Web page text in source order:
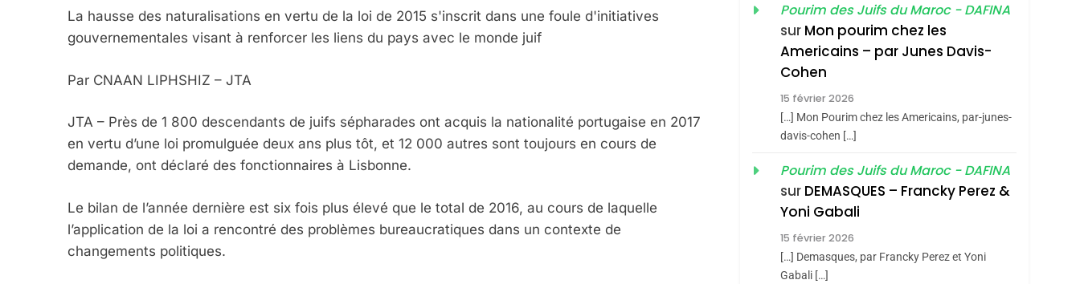
La hausse des naturalisations en vertu de la loi de 2015 s'inscrit dans une foule d'initiatives
gouvernementales visant à renforcer les liens du pays avec le monde juif
Par CNAAN LIPHSHIZ – JTA
JTA – Près de 1 800 descendants de juifs sépharades ont acquis la nationalité portugaise en 2017
en vertu d’une loi promulguée deux ans plus tôt, et 12 000 autres sont toujours en cours de
demande, ont déclaré des fonctionnaires à Lisbonne.
Le bilan de l’année dernière est six fois plus élevé que le total de 2016, au cours de laquelle
l’application de la loi a rencontré des problèmes bureaucratiques dans un contexte de
changements politiques.
Stauber
CINEMA ISRAÉL
«Tu Dis Génocide, Je
Nouvelle Chanson De
Boy George
3
4
L’alliance Pourrait
Pourim des Juifs du Maroc - DAFINA
sur Mon pourim chez les
Americains – par Junes Davis-
Cohen
15 février 2026
[…] Mon Pourim chez les Americains, par-junes-
davis-cohen […]
Pourim des Juifs du Maroc - DAFINA
sur DEMASQUES – Francky Perez &
Yoni Gabali
15 février 2026
[…] Demasques, par Francky Perez et Yoni
Gabali […]